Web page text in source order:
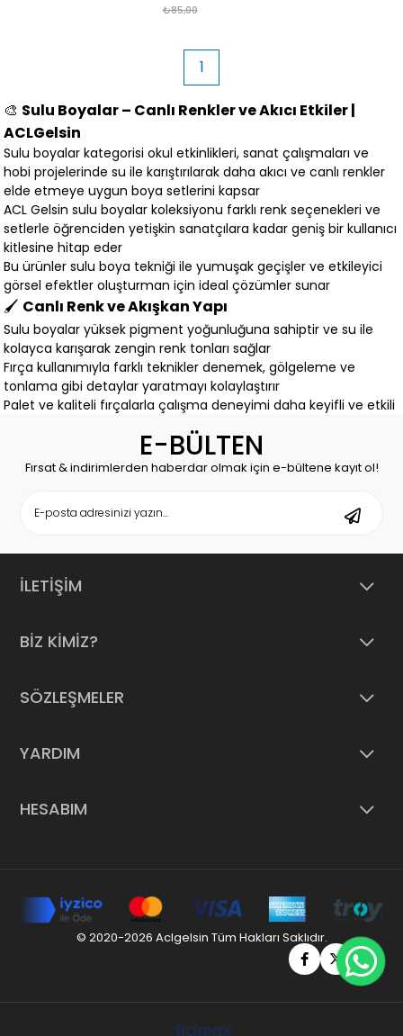
₺85,00
1
🎨 Sulu Boyalar – Canlı Renkler ve Akıcı Etkiler |
ACLGelsin
Sulu boyalar kategorisi okul etkinlikleri, sanat çalışmaları ve
hobi projelerinde su ile karıştırılarak daha akıcı ve canlı renkler
elde etmeye uygun boya setlerini kapsar
ACL Gelsin sulu boyalar koleksiyonu farklı renk seçenekleri ve
setlerle öğrenciden yetişkin sanatçılara kadar geniş bir kullanıcı
kitlesine hitap eder
Bu ürünler sulu boya tekniği ile yumuşak geçişler ve etkileyici
görsel efektler oluşturman için ideal çözümler sunar
🖌️ Canlı Renk ve Akışkan Yapı
Sulu boyalar yüksek pigment yoğunluğuna sahiptir ve su ile
kolayca karışarak zengin renk tonları sağlar
Fırça kullanımıyla farklı teknikler denemek, gölgeleme ve
tonlama gibi detaylar yaratmayı kolaylaştırır
Palet ve kaliteli fırçalarla çalışma deneyimi daha keyifli ve etkili
Okuldan Sanat Atölyesine Uygun
Sulu boyalar okul sanat derslerinde projeler için
sunar
seçenekler bulunur
Güvenli Alışveriş ve Hızlı Teslimat | ACLGelsin
paketleme ile sulu boya alışverişini kolay ve güvenli hale getirir
E-BÜLTEN
Fırsat & indirimlerden haberdar olmak için e-bültene kayıt ol!
İLETİŞİM
BİZ KİMİZ?
SÖZLEŞMELER
YARDIM
HESABIM
© 2020-2026 Aclgelsin Tüm Hakları Saklıdır.